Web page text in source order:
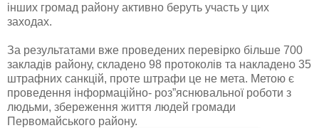
інших громад району активно беруть участь у цих
заходах.
За результатами вже проведених перевірко більше 700
закладів району, складено 98 протоколів та накладено 35
штрафних санкцій, проте штрафи це не мета. Метою є
проведення інформаційно- роз”яснювальної роботи з
людьми, збереження життя людей громади
Первомайського району.